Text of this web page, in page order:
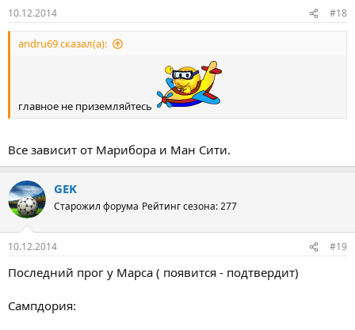
10.12.2014 #18
andru69 сказал(а):
главное не приземляйтесь
Все зависит от Марибора и Ман Сити.
GEK
Старожил форума Рейтинг сезона: 277
10.12.2014 #19
Последний прог у Марса ( появится - подтвердит)
Сампдория: